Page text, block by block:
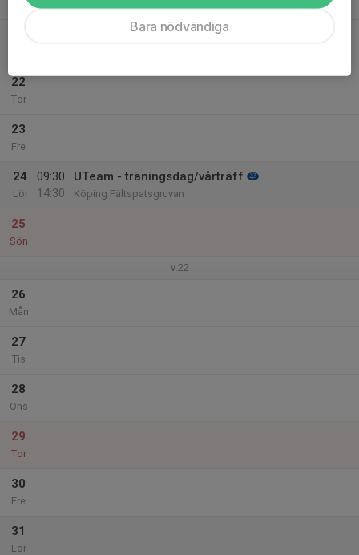
22
Tor
23
Fre
24
Lör
09:30
14:30
UTeam - träningsdag/vårträff
Köping Fältspatsgruvan
25
Sön
v.22
26
Mån
27
Tis
28
Ons
29
Tor
30
Fre
31
Lör
Bara nödvändiga